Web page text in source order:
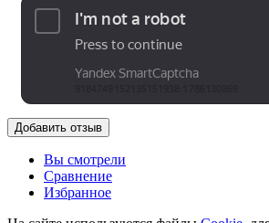
Добавить отзыв
Вы смотрели
Сравнение
Избранное